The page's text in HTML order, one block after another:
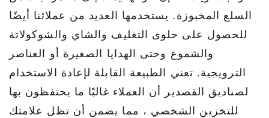
السلع المخبوزة. يستخدمها العديد من عملائنا أيضًا
للحصول على حلوى التغليف والشاي والشوكولاتة
والشموع وحتى الهدايا الصغيرة أو العناصر
الترويجية. تعني الطبيعة القابلة لإعادة الاستخدام
لصناديق القصدير أن العملاء غالبًا ما يحتفظون بها
للتخزين الشخصي ، مما يضمن أن تظل علامتك